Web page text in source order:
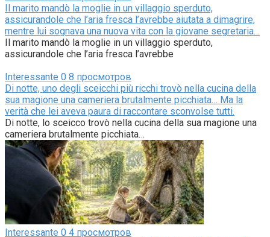
Il marito mandò la moglie in un villaggio sperduto,
assicurandole che l’aria fresca l’avrebbe aiutata a dimagrire,
mentre lui sognava una nuova vita con la giovane segretaria…
Il marito mandò la moglie in un villaggio sperduto,
assicurandole che l’aria fresca l’avrebbe
Interessante 0 8 просмотров
Di notte, uno degli sceicchi più ricchi trovò nella cucina della
sua magione una cameriera brutalmente picchiata… Ma la
verità che lei aveva paura di raccontare sconvolse tutti.
Di notte, lo sceicco trovò nella cucina della sua magione una
cameriera brutalmente picchiata…
Interessante 0 4 просмотров